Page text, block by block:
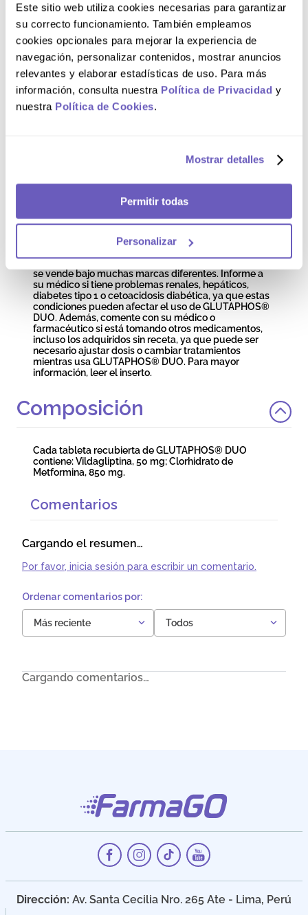
Este sitio web utiliza cookies necesarias para garantizar
su correcto funcionamiento. También empleamos
cookies opcionales para mejorar la experiencia de
navegación, personalizar contenidos, mostrar anuncios
relevantes y elaborar estadísticas de uso. Para más
información, consulta nuestra Política de Privacidad y
nuestra Política de Cookies.
Mostrar detalles
Permitir todas
Personalizar
náuseas o vómitos) o coma diabético, si padece
diabetes tipo 1 o cetoacidosis diabética, ya que
GLUTAPHOS® DUO no sustituye la insulina. Además,
si le van a realizar una radiografía de contraste con un
tinte inyectable, deberá suspender su uso antes o en
el momento del procedimiento y durante algunos días
después, debido al posible impacto en la función
renal. Para mayor información, leer el inserto.
Deseche cualquier otro medicamento que contenga
Metformina que su médico le haya recetado en el
pasado y que aún tenga en su poder, ya que
GLUTAPHOS® DUO contiene Metformina y tomar
secundario grave llamado acidosis láctica. Si no está
consulte a su médico o farmacéutico, ya que en Perú
se vende bajo muchas marcas diferentes. Informe a
su médico si tiene problemas renales, hepáticos,
diabetes tipo 1 o cetoacidosis diabética, ya que estas
condiciones pueden afectar el uso de GLUTAPHOS®
DUO. Además, comente con su médico o
farmacéutico si está tomando otros medicamentos,
incluso los adquiridos sin receta, ya que puede ser
necesario ajustar dosis o cambiar tratamientos
mientras usa GLUTAPHOS® DUO. Para mayor
información, leer el inserto.
Composición
Cada tableta recubierta de GLUTAPHOS® DUO
contiene: Vildagliptina, 50 mg; Clorhidrato de
Metformina, 850 mg.
Comentarios
Cargando el resumen…
Por favor, inicia sesión para escribir un comentario.
Más reciente Todos
Cargando comentarios…
Dirección: Av. Santa Cecilia Nro. 265 Ate - Lima, Perú